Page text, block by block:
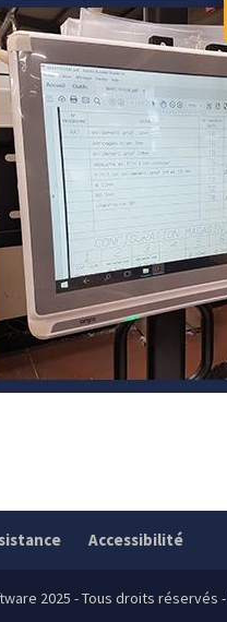
Accessibilité
2025 - Tous droits réservés -